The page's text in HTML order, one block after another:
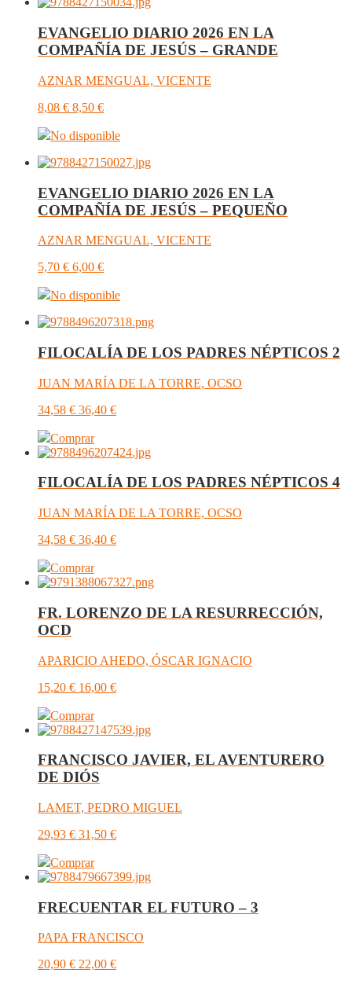
EVANGELIO DIARIO 2026 EN LA
COMPAÑÍA DE JESÚS – GRANDE
AZNAR MENGUAL, VICENTE
8,08 € 8,50 €
No disponible
EVANGELIO DIARIO 2026 EN LA
COMPAÑÍA DE JESÚS – PEQUEÑO
AZNAR MENGUAL, VICENTE
5,70 € 6,00 €
No disponible
FILOCALÍA DE LOS PADRES NÉPTICOS 2
JUAN MARÍA DE LA TORRE, OCSO
34,58 € 36,40 €
Comprar
FILOCALÍA DE LOS PADRES NÉPTICOS 4
JUAN MARÍA DE LA TORRE, OCSO
34,58 € 36,40 €
Comprar
FR. LORENZO DE LA RESURRECCIÓN,
OCD
APARICIO AHEDO, ÓSCAR IGNACIO
15,20 € 16,00 €
Comprar
FRANCISCO JAVIER, EL AVENTURERO
DE DIÓS
LAMET, PEDRO MIGUEL
29,93 € 31,50 €
Comprar
FRECUENTAR EL FUTURO – 3
PAPA FRANCISCO
20,90 € 22,00 €